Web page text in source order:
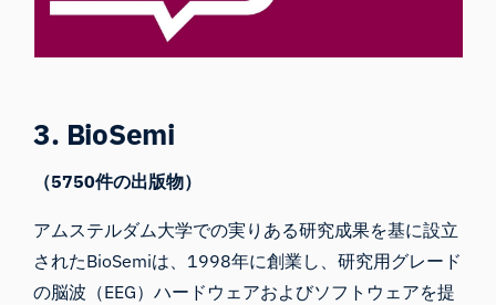
3. BioSemi
（5750件の出版物）
アムステルダム大学での実りある研究成果を基に設立
されたBioSemiは、1998年に創業し、研究用グレード
の脳波（EEG）ハードウェアおよびソフトウェアを提